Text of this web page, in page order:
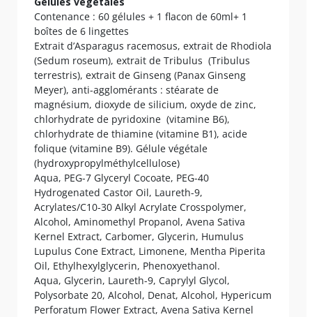
Contenance : 60 gélules + 1 flacon de 60ml+ 1
boîtes de 6 lingettes
Extrait d’Asparagus racemosus, extrait de Rhodiola
(Sedum roseum), extrait de Tribulus (Tribulus
terrestris), extrait de Ginseng (Panax Ginseng
Meyer), anti-agglomérants : stéarate de
magnésium, dioxyde de silicium, oxyde de zinc,
chlorhydrate de pyridoxine (vitamine B6),
chlorhydrate de thiamine (vitamine B1), acide
folique (vitamine B9). Gélule végétale
(hydroxypropylméthylcellulose)
Aqua, PEG-7 Glyceryl Cocoate, PEG-40
Hydrogenated Castor Oil, Laureth-9,
Acrylates/C10-30 Alkyl Acrylate Crosspolymer,
Alcohol, Aminomethyl Propanol, Avena Sativa
Kernel Extract, Carbomer, Glycerin, Humulus
Lupulus Cone Extract, Limonene, Mentha Piperita
Oil, Ethylhexylglycerin, Phenoxyethanol.
Aqua, Glycerin, Laureth-9, Caprylyl Glycol,
Polysorbate 20, Alcohol, Denat, Alcohol, Hypericum
Perforatum Flower Extract, Avena Sativa Kernel